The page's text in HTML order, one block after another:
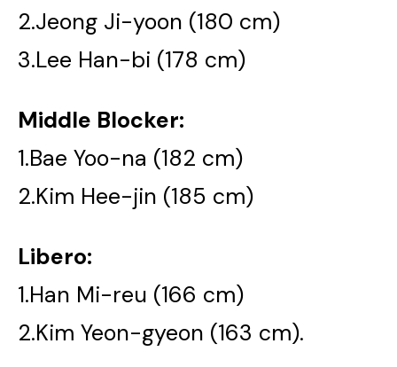
2.Jeong Ji-yoon (180 cm)
3.Lee Han-bi (178 cm)
Middle Blocker:
1.Bae Yoo-na (182 cm)
2.Kim Hee-jin (185 cm)
Libero:
1.Han Mi-reu (166 cm)
2.Kim Yeon-gyeon (163 cm).